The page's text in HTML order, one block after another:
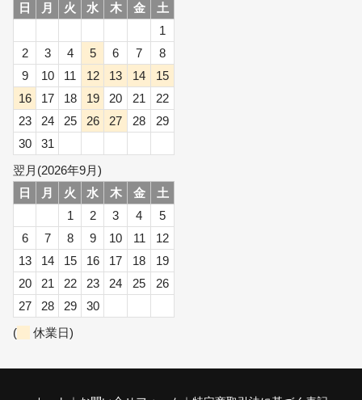
日
月 火 水 木 金
土
1
2
3 4 5 6 7
8
9
10 11 12 13 14
15
16
17 18 19 20 21
22
23
24 25 26 27 28
29
30
31
翌月(2026年9月)
日
月 火 水 木 金
土
1
2 3 4
5
6
7 8 9 10 11
12
13
14 15 16 17 18
19
20
21 22 23 24 25
26
27
28 29
30
(
休業日)